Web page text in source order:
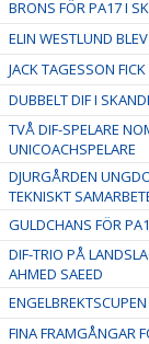
BRONS FÖR PA17 I
ELIN WESTLUND
JACK TAGESSON
DUBBELT DIF I
TVÅ DIF-SPELARE
UNICOACHSPELARE
DJURGÅRDEN
TEKNISKT
GULDCHANS FÖR
DIF-TRIO PÅ
AHMED SAEED
FINA FRAMGÅNGAR